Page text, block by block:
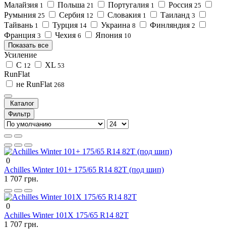
Малайзия 1 Польша 21 Португалия 1 Россия 25
Румыния 25 Сербия 12 Словакия 1 Таиланд 3
Тайвань 1 Турция 14 Украина 8 Финляндия 2
Франция 3 Чехия 6 Япония 10
Показать все
Усиление
C 12 XL 53
RunFlat
не RunFlat 268
Каталог
Фильтр
0
Achilles Winter 101+ 175/65 R14 82T (под шип)
1 707 грн.
0
Achilles Winter 101X 175/65 R14 82T
1 707 грн.